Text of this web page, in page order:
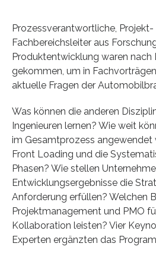
Prozessverantwortliche, Projekt-
Fachbereichsleiter aus
Produktentwicklung waren nach
gekommen, um in
aktuelle Fragen der
Was können die anderen
Ingenieuren lernen? Wie weit
im Gesamtprozess angewendet
Front Loading und die
Phasen? Wie stellen
Entwicklungsergebnisse die
Anforderung erfüllen? Welchen
Projektmanagement und PMO
Kollaboration leisten? Vier
Experten ergänzten das